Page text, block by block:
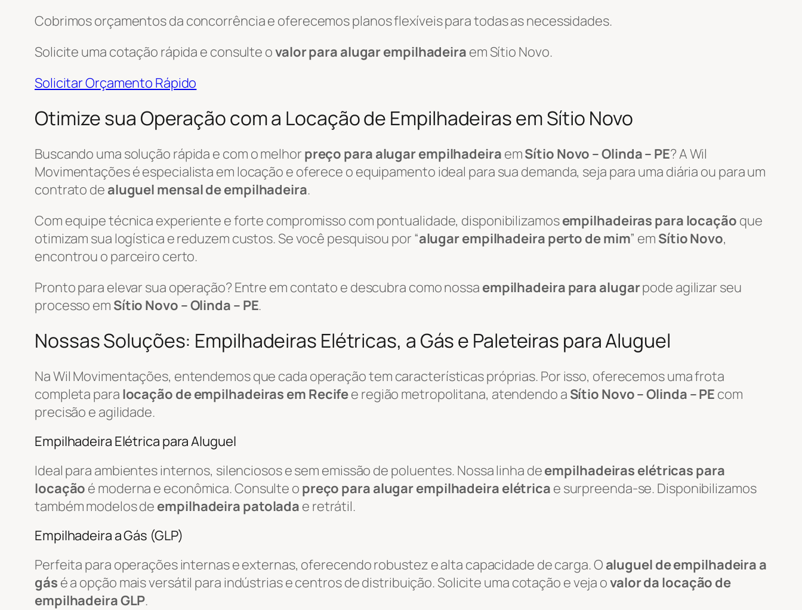
Cobrimos orçamentos da concorrência e oferecemos planos flexíveis para todas as necessidades.
Solicite uma cotação rápida e consulte ovalor para alugar empilhadeira em Sítio Novo.
Solicitar Orçamento Rápido
Otimize sua Operação com a Locação de Empilhadeiras em Sítio Novo
Buscando uma solução rápida e com o melhor preço para alugar empilhadeira emSítio Novo – Olinda – PE? A Wil
Movimentações é especialista em locação e oferece o equipamento ideal para sua demanda, seja para uma diária ou para um
contrato de aluguel mensal de empilhadeira.
Com equipe técnica experiente e forte compromisso com pontualidade, disponibilizamosempilhadeiras para locação que
otimizam sua logística e reduzem custos. Se você pesquisou por “alugar empilhadeira perto de mim” em Sítio Novo,
encontrou o parceiro certo.
Pronto para elevar sua operação? Entre em contato e descubra como nossa empilhadeira para alugarpode agilizar seu
processo em Sítio Novo – Olinda – PE.
Nossas Soluções: Empilhadeiras Elétricas, a Gás e Paleteiras para Aluguel
Na Wil Movimentações, entendemos que cada operação tem características próprias. Por isso, oferecemos uma frota
completa para locação de empilhadeiras em Recifee região metropolitana, atendendo a Sítio Novo – Olinda – PE com
precisão e agilidade.
Empilhadeira Elétrica para Aluguel
Ideal para ambientes internos, silenciosos e sem emissão de poluentes. Nossa linha deempilhadeiras elétricas para
locação é moderna e econômica. Consulte o preço para alugar empilhadeira elétrica e surpreenda-se. Disponibilizamos
também modelos de empilhadeira patolada e retrátil.
Empilhadeira a Gás (GLP)
Perfeita para operações internas e externas, oferecendo robustez e alta capacidade de carga. O aluguel de empilhadeira a
gás é a opção mais versátil para indústrias e centros de distribuição. Solicite uma cotação e veja ovalor da locação de
empilhadeira GLP.